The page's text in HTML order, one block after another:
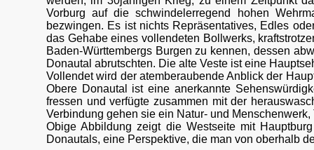
Vorburg auf die schwindelerregend hohen
bezwingen. Es ist nichts Repräsentatives, Edles
das Gehabe eines vollendeten Bollwerks,
Baden-Württembergs Burgen zu kennen, dessen
Donautal abrutschten. Die alte Veste ist eine
Vollendet wird der atemberaubende Anblick der
Obere Donautal ist eine anerkannte
fressen und verfügte zusammen mit der
Verbindung gehen sie ein Natur- und Menschenwerk,
Obige Abbildung zeigt die Westseite mit
Donautals, eine Perspektive, die man von oberhalb